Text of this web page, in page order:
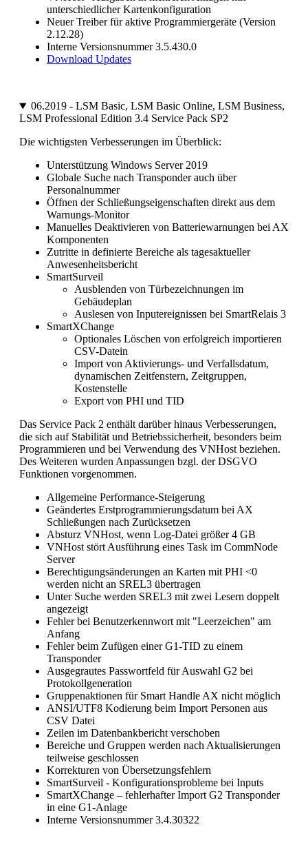
unterschiedlicher Kartenkonfiguration
Neuer Treiber für aktive Programmiergeräte (Version
2.12.28)
Interne Versionsnummer 3.5.430.0
Download Updates
06.2019 - LSM Basic, LSM Basic Online, LSM Business,
LSM Professional Edition 3.4 Service Pack SP2
Die wichtigsten Verbesserungen im Überblick:
Unterstützung Windows Server 2019
Globale Suche nach Transponder auch über
Personalnummer
Öffnen der Schließungseigenschaften direkt aus dem
Warnungs-Monitor
Manuelles Deaktivieren von Batteriewarnungen bei AX
Komponenten
Zutritte in definierte Bereiche als tagesaktueller
Anwesenheitsbericht
SmartSurveil
Ausblenden von Türbezeichnungen im
Gebäudeplan
Auslesen von Inputereignissen bei SmartRelais 3
SmartXChange
Optionales Löschen von erfolgreich importieren
CSV-Datein
Import von Aktivierungs- und Verfallsdatum,
dynamischen Zeitfenstern, Zeitgruppen,
Kostenstelle
Export von PHI und TID
Das Service Pack 2 enthält darüber hinaus Verbesserungen,
die sich auf Stabilität und Betriebssicherheit, besonders beim
Programmieren und bei Verwendung des VNHost beziehen.
Des Weiteren wurden Anpassungen bzgl. der DSGVO
Funktionen vorgenommen.
Allgemeine Performance-Steigerung
Geändertes Erstprogrammierungsdatum bei AX
Schließungen nach Zurücksetzen
Absturz VNHost, wenn Log-Datei größer 4 GB
VNHost stört Ausführung eines Task im CommNode
Server
Berechtigungsänderungen an Karten mit PHI <0
werden nicht an SREL3 übertragen
Unter Suche werden SREL3 mit zwei Lesern doppelt
angezeigt
Fehler bei Benutzerkennwort mit "Leerzeichen" am
Anfang
Fehler beim Zufügen einer G1-TID zu einem
Transponder
Ausgegrautes Passwortfeld für Auswahl G2 bei
Protokollgeneration
Gruppenaktionen für Smart Handle AX nicht möglich
ANSI/UTF8 Kodierung beim Import Personen aus
CSV Datei
Zeilen im Datenbankbericht verschoben
Bereiche und Gruppen werden nach Aktualisierungen
teilweise geschlossen
Korrekturen von Übersetzungsfehlern
SmartSurveil - Konfigurationsprobleme bei Inputs
SmartXChange – fehlerhafter Import G2 Transponder
in eine G1-Anlage
Interne Versionsnummer 3.4.30322